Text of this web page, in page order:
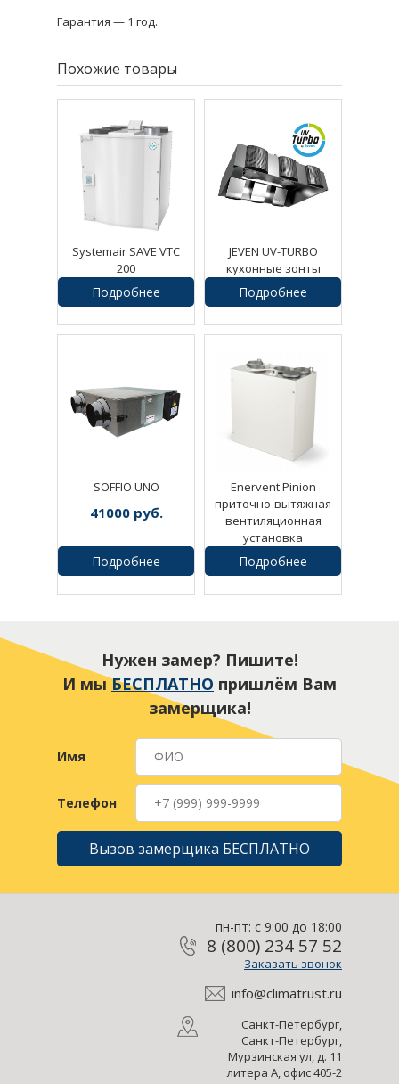
Гарантия — 1 год.
Похожие товары
Systemair SAVE VTC
200
182875руб.
Подробнее
JEVEN UV-TURBO
кухонные зонты
0руб.
Подробнее
SOFFIO UNO
41000 руб.
Подробнее
Enervent Pinion
приточно-вытяжная
вентиляционная
установка
1руб.
Подробнее
Нужен замер? Пишите!
И мыБЕСПЛАТНО пришлём Вам
замерщика!
Имя
Телефон
Вызов замерщика БЕСПЛАТНО
пн-пт: с 9:00 до 18:00
8 (800) 234 57 52
Заказать звонок
info@climatrust.ru
Санкт-Петербург,
Санкт-Петербург,
Мурзинская ул, д. 11
литера А, офис 405-2